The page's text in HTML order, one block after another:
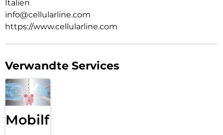
Italien
info@cellularline.com
https://www.cellularline.com
Verwandte Services
Mobilfunk